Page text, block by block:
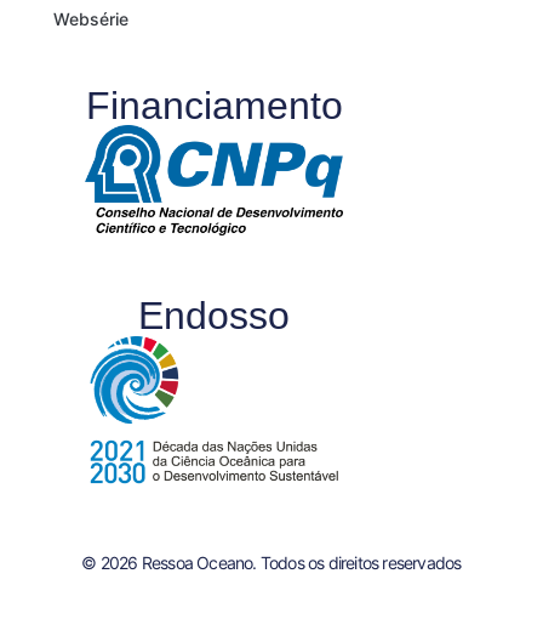
Websérie
Financiamento
Endosso
© 2026 Ressoa Oceano. Todos os direitos reservados